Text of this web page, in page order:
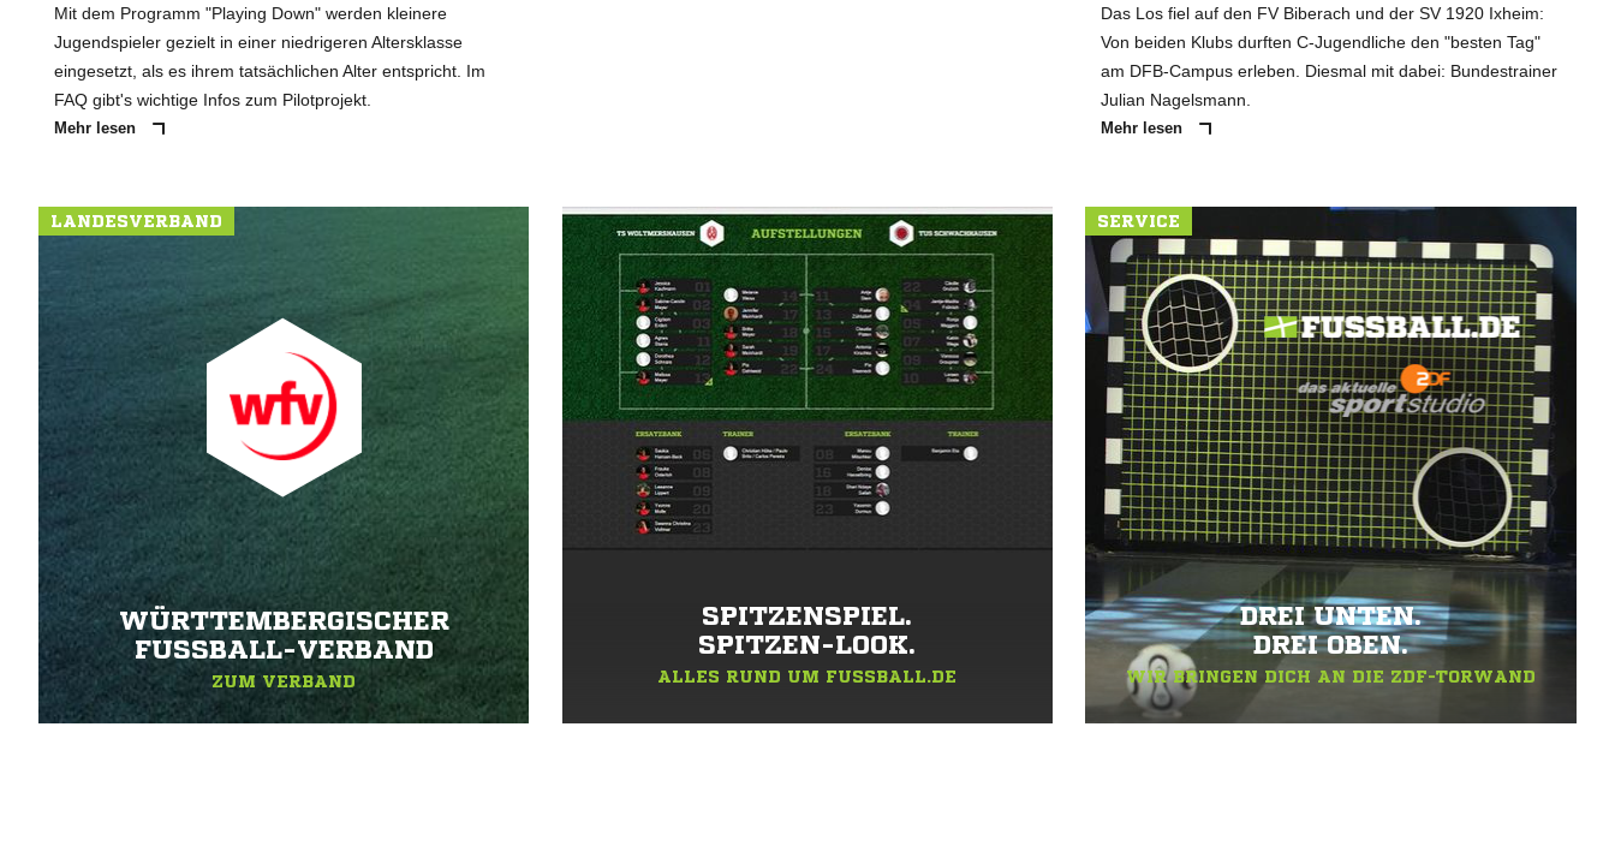
Mit dem Programm "Playing Down" werden kleinere
Jugendspieler gezielt in einer niedrigeren Altersklasse
eingesetzt, als es ihrem tatsächlichen Alter entspricht. Im
FAQ gibt's wichtige Infos zum Pilotprojekt.
Mehr lesen
Das Los fiel auf den FV Biberach und der SV 1920 Ixheim:
Von beiden Klubs durften C-Jugendliche den "besten Tag"
am DFB-Campus erleben. Diesmal mit dabei: Bundestrainer
Julian Nagelsmann.
Mehr lesen
LANDESVERBAND
WÜRTTEMBERGISCHER
FUSSBALL-VERBAND
ZUM VERBAND
SPITZENSPIEL.
SPITZEN-LOOK.
ALLES RUND UM FUSSBALL.DE
SERVICE
DREI UNTEN.
DREI OBEN.
WIR BRINGEN DICH AN DIE ZDF-TORWAND